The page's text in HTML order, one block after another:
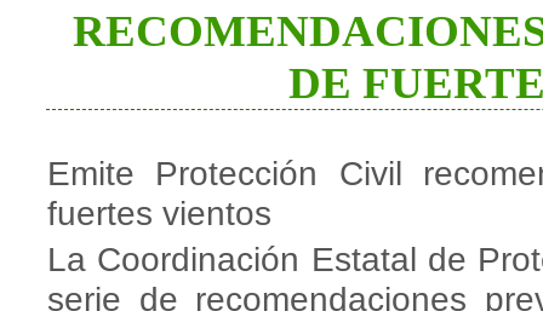
DE
Emite Protección Civil
fuertes vientos
La Coordinación Estatal de
serie de recomendaciones